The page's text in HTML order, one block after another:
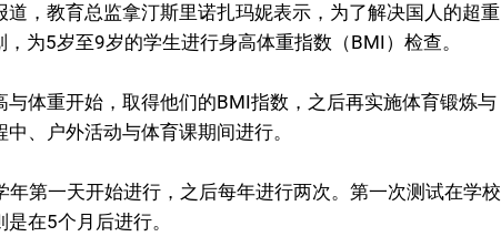
，教育总监拿汀斯里诺扎玛妮表示，为了解决国人的超重
为5岁至9岁的学生进行身高体重指数（BMI）检查。
体重开始，取得他们的BMI指数，之后再实施体育锻炼与
、户外活动与体育课期间进行。
第一天开始进行，之后每年进行两次。第一次测试在学校
在5个月后进行。